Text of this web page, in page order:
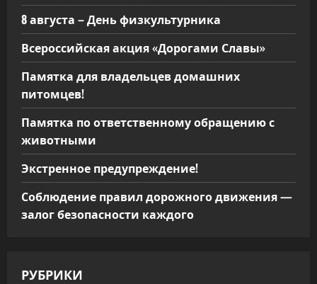
8 августа – День физкультурника
Всероссийская акция «Дорогами Славы»
Памятка для владельцев домашних
питомцев!
Памятка по ответственному обращению с
животными
Экстренное предупреждение!
Соблюдение правил дорожного движения —
залог безопасности каждого
РУБРИКИ